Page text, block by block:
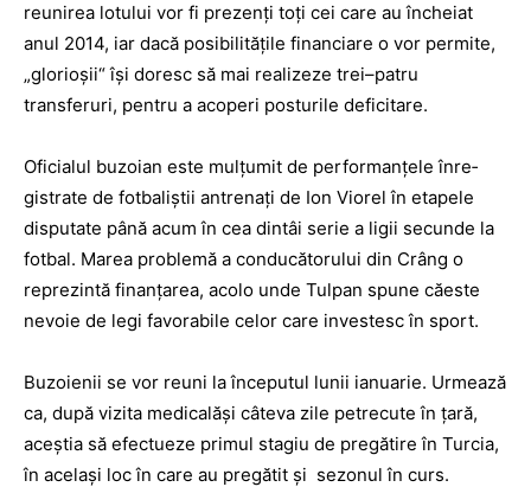
reunirea lotului vor fi prezenți toți cei care au încheiat
anul 2014, iar dacă posibilitățile financiare o vor permite,
„glorioșii“ își doresc să mai realizeze trei–patru
transferuri, pentru a acoperi posturile deficitare.
Oficialul buzoian este mul­țumit de performanțele înre­
gistrate de fotbaliștii an­tre­nați de Ion Viorel în etapele
disputate până acum în cea dintâi serie a ligii secunde la
fotbal. Marea proble­mă a conducătorului din Crâng o
reprezintă finanțarea, acolo unde Tulpan spune căeste
nevoie de legi favorabile celor care investesc în sport.
Buzoienii se vor reuni la începutul lunii ianuarie. Ur­mează
ca, după vizita medicalăși câteva zile petrecute în țară,
aceștia să efectueze primul stagiu de pregătire în Turcia,
în același loc în care au pregătit și sezonul în curs.